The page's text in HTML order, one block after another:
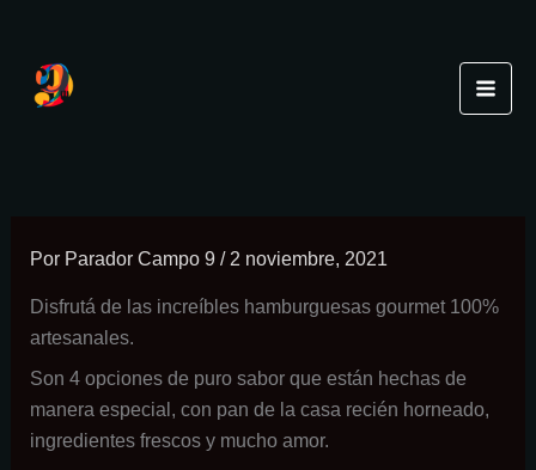
contenido
Por Parador Campo 9 / 2 noviembre, 2021
Disfrutá de las increíbles hamburguesas gourmet 100%
artesanales.
Son 4 opciones de puro sabor que están hechas de
manera especial, con pan de la casa recién horneado,
ingredientes frescos y mucho amor.